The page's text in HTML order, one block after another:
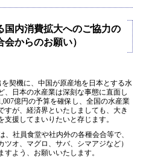
国内消費拡大へのご協力の
からのお願い）
契機に、中国が原産地を日本とする水
、日本の水産業は深刻な事態に直面し
億円の予算を確保し、全国の水産業
すが、経済界といたしましても、大き
援してまいりたいと存じます。
社員食堂や社内外の各種会合等で、
オ、マグロ、サバ、シマアジなど）
よう、お願いいたします。